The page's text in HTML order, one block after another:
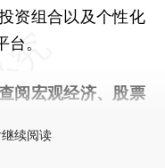
资组合以及个性化
。
阅宏观经济、股票
续阅读